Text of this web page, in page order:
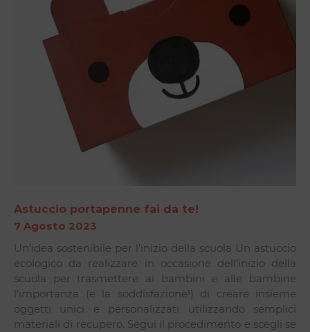
Astuccio portapenne fai da te!
7 Agosto 2023
Un’idea sostenibile per l’inizio della scuola Un astuccio
ecologico da realizzare in occasione dell’inizio della
scuola per trasmettere ai bambini e alle bambine
l’importanza (e la soddisfazione!) di creare insieme
oggetti unici e personalizzati utilizzando semplici
materiali di recupero. Segui il procedimento e scegli se